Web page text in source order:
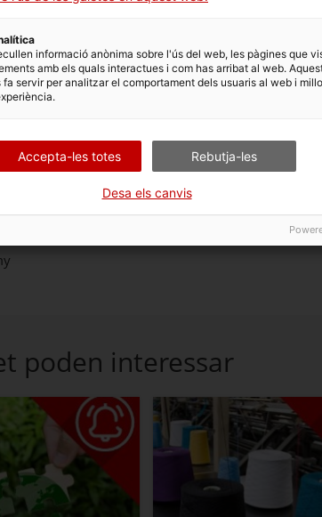
poden interessar
informació anònima sobre l'ús del web, les pàgines que
amb els quals interactues i com has arribat al web.
fa servir per analitzar el comportament dels usuaris al web i
Accepta-les totes Rebutja-les
Desa els canvis